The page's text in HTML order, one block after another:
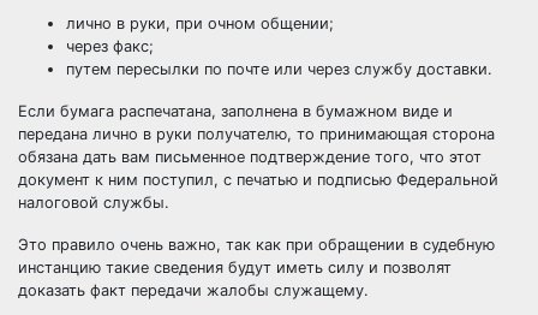
лично в руки, при очном общении;
через факс;
путем пересылки по почте или через службу доставки.
Если бумага распечатана, заполнена в бумажном виде и
передана лично в руки получателю, то принимающая сторона
обязана дать вам письменное подтверждение того, что этот
документ к ним поступил, с печатью и подписью Федеральной
налоговой службы.
Это правило очень важно, так как при обращении в судебную
инстанцию такие сведения будут иметь силу и позволят
доказать факт передачи жалобы служащему.